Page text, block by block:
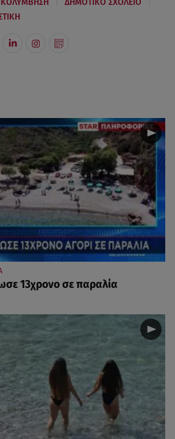
13χρονο σε παραλία